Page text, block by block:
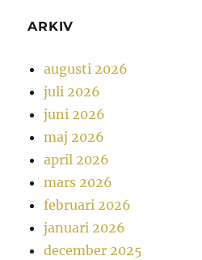
ARKIV
augusti 2026
juli 2026
juni 2026
maj 2026
april 2026
mars 2026
februari 2026
januari 2026
december 2025